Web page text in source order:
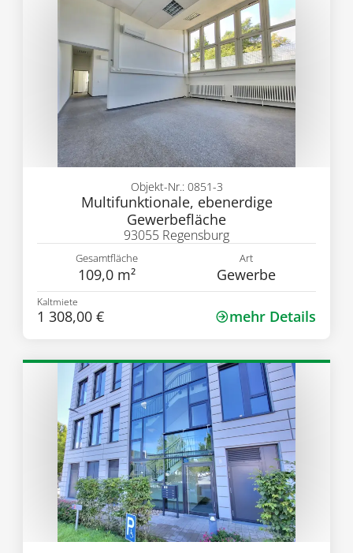
Multifunktionale, ebenerdige
Gewerbefläche
Objekt-Nr.: 0851-3
93055 Regensburg
Gesamtfläche
109,0 m²
Art
Gewerbe
Kaltmiete
1 308,00 € mehr Details